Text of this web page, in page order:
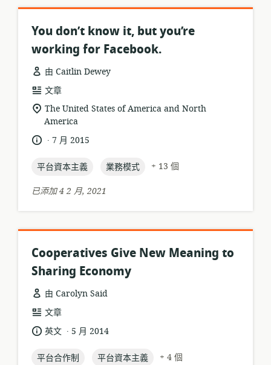
You don’t know it, but you’re
working for Facebook.
由 Caitlin Dewey
資
源
格
文章
相
關
位
The United States of America and North
America
語
.
發
日
7 月 2015
topic:
平台資本主義 topic:
業務模式
+ 13 個
已添加 4 2 月, 2021
Cooperatives Give New Meaning to
Sharing Economy
由 Carolyn Said
資
源
格
式:
文章
語 英文 .
發
日
5 月 2014
topic:
平台合作制 topic:
平台資本主義
+ 4 個